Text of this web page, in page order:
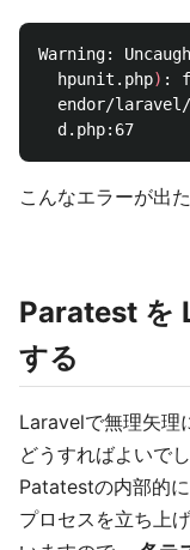
Warning:
  hpunit.php
) :
endor/
こんなエラーが出
Paratest を
する
Laravelで無理矢理
どうすればよいでし
Patatestの内部的
プロセスを立ち上